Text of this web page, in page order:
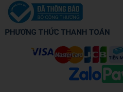
PHƯƠNG THỨC THANH TOÁN